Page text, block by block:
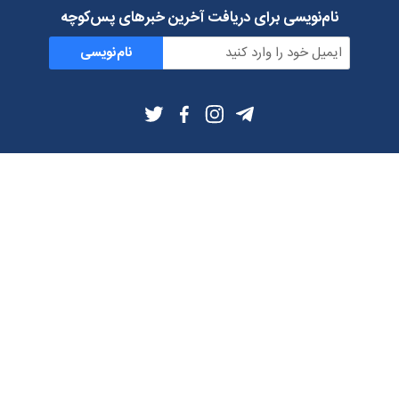
نام‌نویسی برای دریافت آخرین خبرهای پس‌کوچه
نام‌نویسی